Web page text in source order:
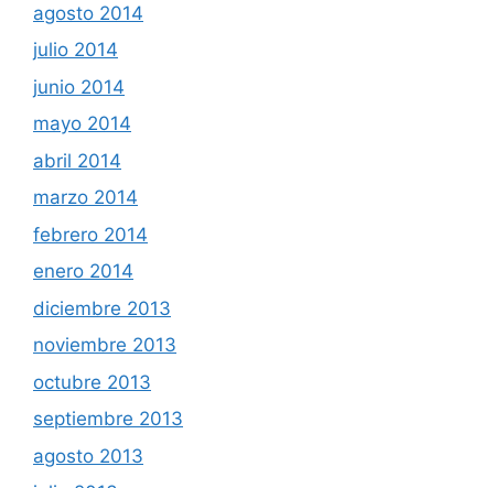
agosto 2014
julio 2014
junio 2014
mayo 2014
abril 2014
marzo 2014
febrero 2014
enero 2014
diciembre 2013
noviembre 2013
octubre 2013
septiembre 2013
agosto 2013